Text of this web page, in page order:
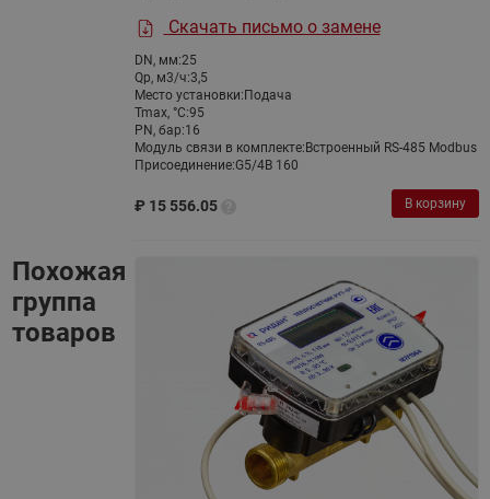
Скачать письмо о замене
DN, мм:25
Qp, м3/ч:3,5
Место установки: Подача
Tmax, °С:95
PN, бар:16
Модуль связи в комплекте: Встроенный RS-485 Modbus
Присоединение:G5/4B 160
₽ 15 556.05 В корзину
Похожая
группа
товаров